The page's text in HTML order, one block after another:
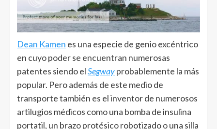
Dean Kamen es una especie de genio excéntrico
en cuyo poder se encuentran numerosas
patentes siendo elSegwayprobablemente la más
popular. Pero además de este medio de
transporte también es el inventor de numerosos
artilugios médicos como una bomba de insulina
portatil, un brazo protésico robotizado o una silla